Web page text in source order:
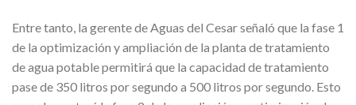
Entre tanto, la gerente de Aguas del Cesar señaló que la fase 1
de la optimización y ampliación de la planta de tratamiento
de agua potable permitirá que la capacidad de tratamiento
pase de 350 litros por segundo a 500 litros por segundo. Esto